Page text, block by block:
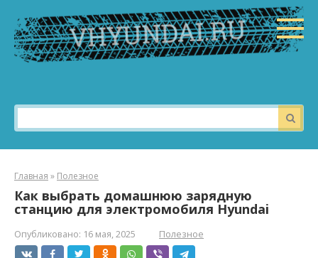
контенту
Поиск:
Главная » Полезное
Как выбрать домашнюю зарядную
станцию для электромобиля Hyundai
Опубликовано: 16 мая, 2025 Полезное